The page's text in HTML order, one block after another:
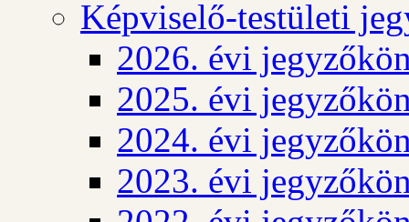
Képviselő-testületi
2026. évi
2025. évi
2024. évi
2023. évi